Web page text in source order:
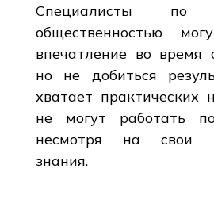
Специалисты
общественностью
впечатление во время
но не добиться
хватает практических
не могут работать
несмотря на свои
знания.